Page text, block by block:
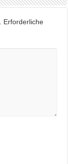
Erforderliche